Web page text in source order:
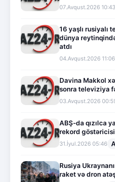
07.Avqust.2026 10:43
16 yaşlı rusiyalı
dünya
atdı
04.Avqust.2026 11:06
Davina Makkol
sonra televiziya
03.Avqust.2026
ABŞ-da qızılca
rekord
31.İyul.2026 05:46
Rusiya
raket və dron